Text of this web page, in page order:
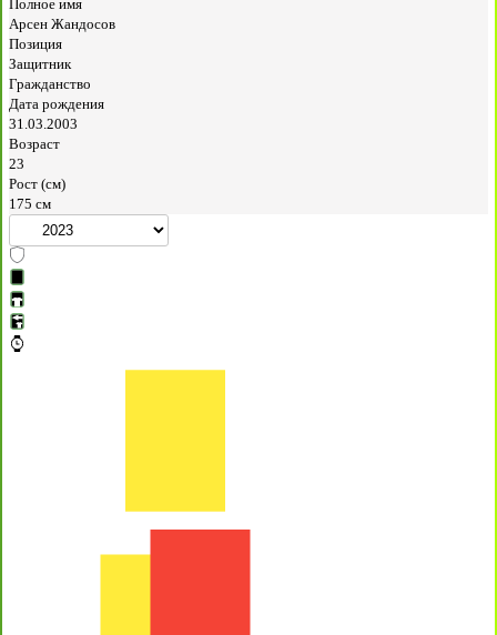
Полное имя
Арсен Жандосов
Позиция
Защитник
Гражданство
Дата рождения
31.03.2003
Возраст
23
Рост (см)
175 см